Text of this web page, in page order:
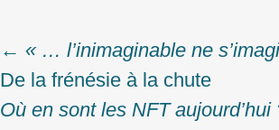
Post
navigation
← « … l’inimaginable ne
De la frénésie à la chute
Où en sont les NFT aujourd’hui